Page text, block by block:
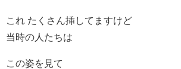
これ たくさん挿してますけど
当時の人たちは
この姿を見て